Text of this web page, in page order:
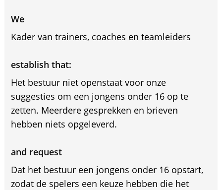
We
Kader van trainers, coaches en teamleiders
establish that:
Het bestuur niet openstaat voor onze
suggesties om een jongens onder 16 op te
zetten. Meerdere gesprekken en brieven
hebben niets opgeleverd.
and request
Dat het bestuur een jongens onder 16 opstart,
zodat de spelers een keuze hebben die het